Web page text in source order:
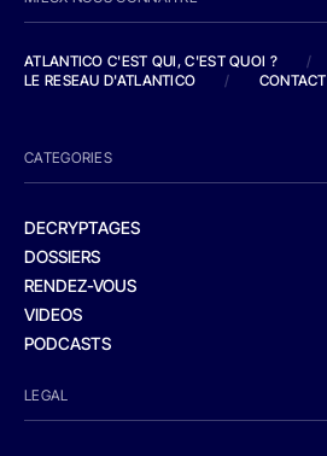
ATLANTICO C'EST QUI, C'EST QUOI ?
/
LE RESEAU D'ATLANTICO
/ CONTACT
CATEGORIES
DECRYPTAGES
DOSSIERS
RENDEZ-VOUS
VIDEOS
PODCASTS
LEGAL